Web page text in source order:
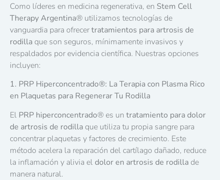
Como líderes en medicina regenerativa, en Stem Cell
Therapy Argentina® utilizamos tecnologías de
vanguardia para ofrecertratamientos para artrosis de
rodilla que son seguros, mínimamente invasivos y
respaldados por evidencia científica. Nuestras opciones
incluyen:
1. PRP Hiperconcentrado®: La Terapia con Plasma Rico
en Plaquetas para Regenerar Tu Rodilla
El PRP hiperconcentrado® es un tratamiento para dolor
de artrosis de rodilla que utiliza tu propia sangre para
concentrar plaquetas y factores de crecimiento. Este
método acelera la reparación del cartílago dañado, reduce
la inflamación y alivia eldolor en artrosis de rodilla de
manera natural.